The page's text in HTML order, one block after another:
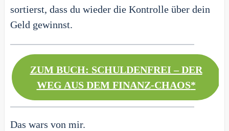
sortierst, dass du wieder die Kontrolle über dein
Geld gewinnst.
ZUM BUCH: SCHULDENFREI – DER
WEG AUS DEM FINANZ-CHAOS*
Das wars von mir.